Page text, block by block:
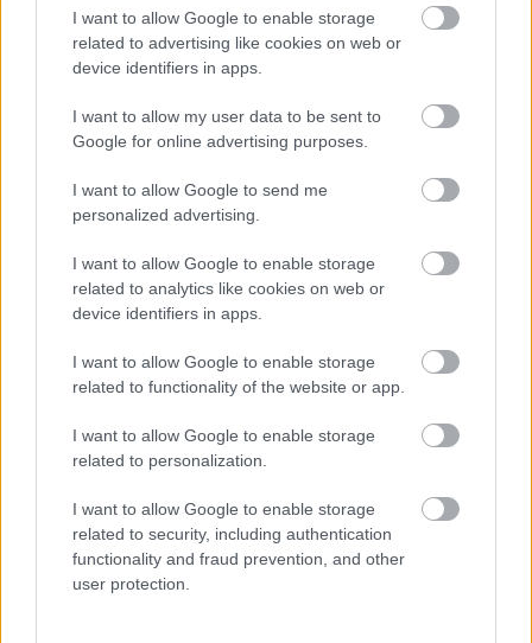
I want to allow Google to enable storage
related to advertising like cookies on web or
device identifiers in apps.
I want to allow my user data to be sent to
Google for online advertising purposes.
I want to allow Google to send me
personalized advertising.
I want to allow Google to enable storage
related to analytics like cookies on web or
device identifiers in apps.
I want to allow Google to enable storage
related to functionality of the website or app.
I want to allow Google to enable storage
related to personalization.
I want to allow Google to enable storage
related to security, including authentication
functionality and fraud prevention, and other
user protection.
És most ismerjék meg Farkas Ritát, a 48 éves
étteremtulajdonost! Nyolc éve vált el férjétől, Jánostól,
de azóta sincs senkije egyiküknek sem.
Jön még kép!